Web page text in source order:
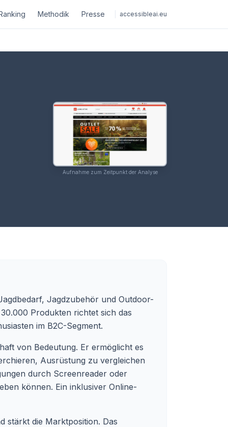
Methodik Presse accessibleai.eu
Aufnahme zum Zeitpunkt der Analyse
Jagdzubehör und Outdoor-
Produkten richtet sich das
im B2C-Segment.
von Bedeutung. Er ermöglicht es
Ausrüstung zu vergleichen
durch Screenreader oder
können. Ein inklusiver Online-
stärkt die Marktposition. Das